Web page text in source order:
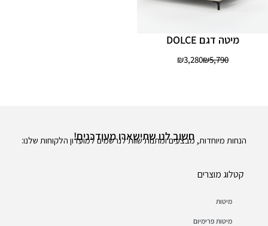
מיטה דגם DOLCE
₪5,790
₪3,280
קטלוג מוצרים
מיטות
מיטות פרימיום
חשוב לנו שתישארו מעודכנים!
הנחות מיוחדות, מבצעים ומתנות שוות לנרשמים למועדון הלקוחות שלנו: